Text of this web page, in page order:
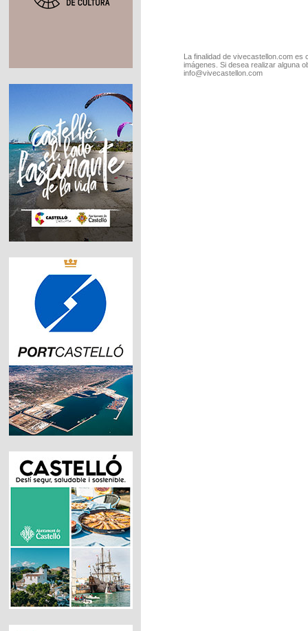
La finalidad de vivecastellon.com
imágenes. Si desea realizar alguna
info@vivecastellon.com